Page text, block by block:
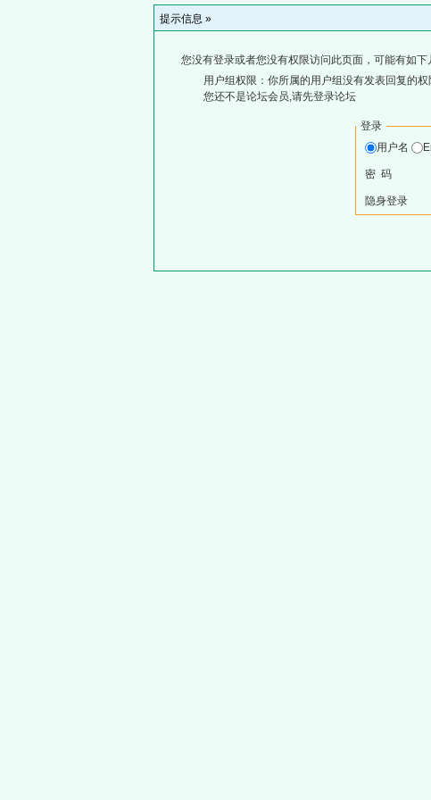
提示信息 »
您没有登录或者您没有权限访问此页面，可能有如下
用户组权限：你所属的用户组没有发表回复的权
您还不是论坛会员,请先登录论坛
登录
用户名
密 码
隐身登录